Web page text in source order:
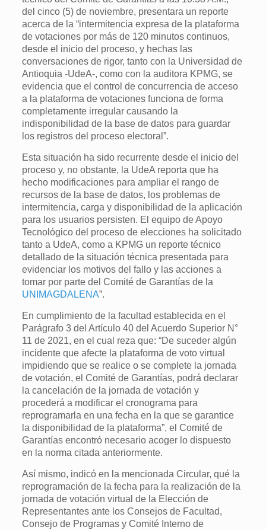
del cinco (5) de noviembre, presentara un reporte
acerca de la “intermitencia expresa de la plataforma
de votaciones por más de 120 minutos continuos,
desde el inicio del proceso, y hechas las
conversaciones de rigor, tanto con la Universidad de
Antioquia -UdeA-, como con la auditora KPMG, se
evidencia que el control de concurrencia de acceso
a la plataforma de votaciones funciona de forma
completamente irregular causando la
indisponibilidad de la base de datos para guardar
los registros del proceso electoral”.
Esta situación ha sido recurrente desde el inicio del
proceso y, no obstante, la UdeA reporta que ha
hecho modificaciones para ampliar el rango de
recursos de la base de datos, los problemas de
intermitencia, carga y disponibilidad de la aplicación
para los usuarios persisten. El equipo de Apoyo
Tecnológico del proceso de elecciones ha solicitado
tanto a UdeA, como a KPMG un reporte técnico
detallado de la situación técnica presentada para
evidenciar los motivos del fallo y las acciones a
tomar por parte del Comité de Garantías de la
UNIMAGDALENA”.
En cumplimiento de la facultad establecida en el
Parágrafo 3 del Artículo 40 del Acuerdo Superior N°
11 de 2021, en el cual reza que: “De suceder algún
incidente que afecte la plataforma de voto virtual
impidiendo que se realice o se complete la jornada
de votación, el Comité de Garantías, podrá declarar
la cancelación de la jornada de votación y
procederá a modificar el cronograma para
reprogramarla en una fecha en la que se garantice
la disponibilidad de la plataforma”, el Comité de
Garantías encontró necesario acoger lo dispuesto
en la norma citada anteriormente.
Así mismo, indicó en la mencionada Circular, qué la
reprogramación de la fecha para la realización de la
jornada de votación virtual de la Elección de
Representantes ante los Consejos de Facultad,
Consejo de Programas y Comité Interno de